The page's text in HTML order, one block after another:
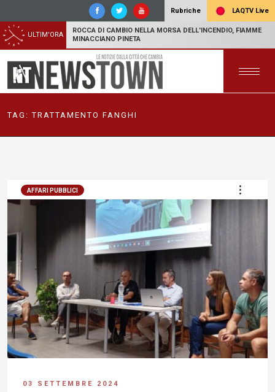
Rubriche LAQTV Live
ULTIM'ORA
ROCCA DI CAMBIO NELLA MORSA DELL'INCENDIO, FIAMME
MINACCIANO PINETA
TAG:TRATTAMENTO FANGHI
AFFARI PUBBLICI
03 SETTEMBRE 2024